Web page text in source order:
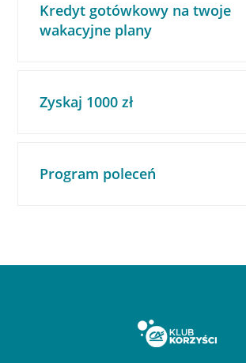
Kredyt gotówkowy na twoje
wakacyjne plany
Zyskaj 1000 zł
Program poleceń